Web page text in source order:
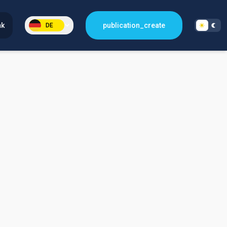
DE publication_create